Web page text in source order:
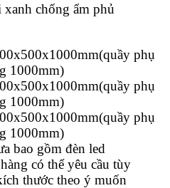
chống ẩm phủ
phụ
1000mm)
phụ
1000mm)
phụ
1000mm)
bao gồm đèn led
có thể yêu cầu tùy
thước theo ý muốn